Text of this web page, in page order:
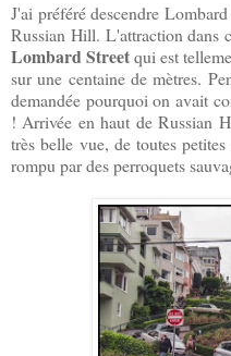
J'ai préféré descendre
Russian Hill. L'attraction dans
Lombard Streetqui est
sur une centaine de mètres.
demandée pourquoi on avait
! Arrivée en haut de Russian
très belle vue, de toutes
rompu par des perroquets